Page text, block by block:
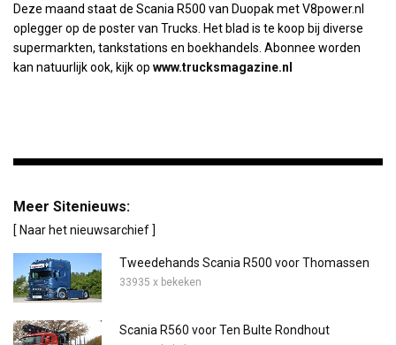
Deze maand staat de Scania R500 van Duopak met V8power.nl
oplegger op de poster van Trucks. Het blad is te koop bij diverse
supermarkten, tankstations en boekhandels. Abonnee worden
kan natuurlijk ook, kijk op www.trucksmagazine.nl
Meer Sitenieuws:
[ Naar het nieuwsarchief ]
Tweedehands Scania R500 voor Thomassen
33935 x bekeken
Scania R560 voor Ten Bulte Rondhout